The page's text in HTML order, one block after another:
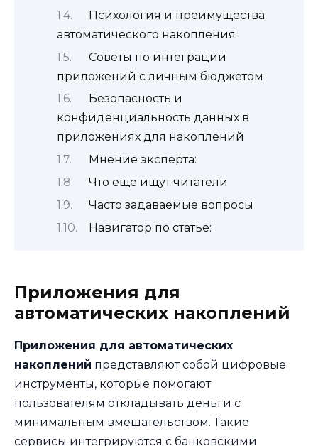
Психология и преимущества
автоматического накопления
Советы по интеграции
приложений с личным бюджетом
Безопасность и
конфиденциальность данных в
приложениях для накоплений
Мнение эксперта:
Что еще ищут читатели
Часто задаваемые вопросы
Навигатор по статье:
Приложения для
автоматических накоплений
Приложения для автоматических
накоплений представляют собой цифровые
инструменты, которые помогают
пользователям откладывать деньги с
минимальным вмешательством. Такие
сервисы интегрируются с банковскими